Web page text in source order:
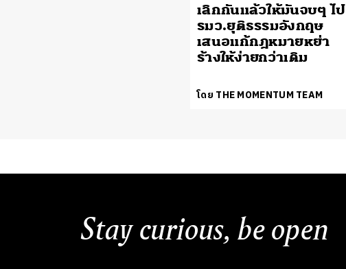
เลิกกันแล้วให้มันจบๆ ไป
รมว.ยุติธรรมอังกฤษ
เสนอแก้กฎหมายหย่า
ร้างให้ง่ายกว่าเดิม
โดย THE MOMENTUM TEAM
Stay curious, be open